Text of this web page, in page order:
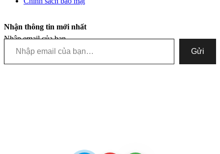
Nhận thông tin mới nhất
Nhập email của bạn…
Gửi